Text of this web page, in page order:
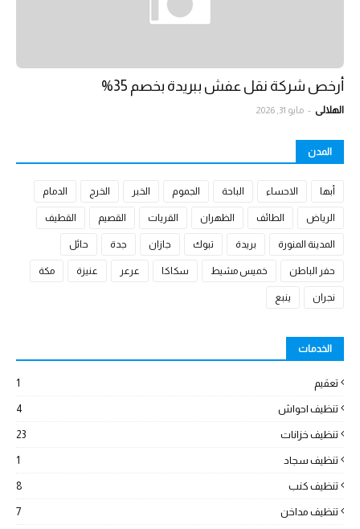
أرخص شركة نقل عفش ببريدة بخصم 35%
الهلالي - مايو 31, 2026
المدن
أبها الاحساء الباحة الجموم الخبر الخرج الدمام
الرياض الطائف الظهران القريات القصيم القطيف
المدينة المنورة بريدة تبوك جازان جدة حائل
حفر الباطن خميس مشيط سكاكا عرعر عنيزة مكة
نجران ينبع
الخدمات
تعقيم 1
تنظيف احواش 4
تنظيف خزانات 23
تنظيف سجاد 1
تنظيف كنب 8
تنظيف مداخن 7